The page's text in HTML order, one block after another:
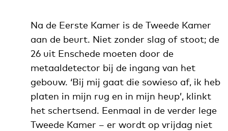
Na de Eerste Kamer is de Tweede Kamer
aan de beurt. Niet zonder slag of stoot; de
26 uit Enschede moeten door de
metaaldetector bij de ingang van het
gebouw. ‘Bij mij gaat die sowieso af, ik heb
platen in mijn rug en in mijn heup’, klinkt
het schertsend. Eenmaal in de verder lege
Tweede Kamer – er wordt op vrijdag niet